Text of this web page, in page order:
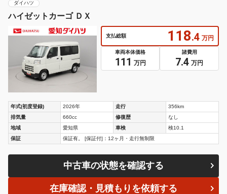
ダイハツ
ハイゼットカーゴ ＤＸ
支払総額 118.4 万円
車両本体価格
111 万円
諸費用
7.4 万円
年式(初度登録) 2026年 走行
356km
排気量
660cc 修復歴
なし
地域
愛知県 車検
検10.1
保証
保証有。 [保証付]：12ヶ月・走行無制限
中古車の状態を確認する
在庫確認・見積もりを依頼する